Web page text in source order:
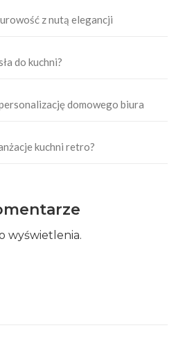
z nutą elegancji
do kuchni?
domowego biura
kuchni retro?
wyświetlenia.